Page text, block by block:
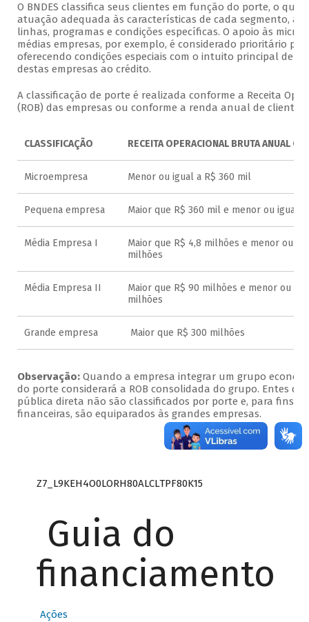
O BNDES classifica seus clientes em função do porte, o que
atuação adequada às características de cada segmento,
linhas, programas e condições específicas. O apoio às micro,
médias empresas, por exemplo, é considerado prioritário pelo
oferecendo condições especiais com o intuito principal de
destas empresas ao crédito.
A classificação de porte é realizada conforme a Receita
(ROB) das empresas ou conforme a renda anual de clientes
CLASSIFICAÇÃO RECEITA OPERACIONAL BRUTA ANUAL
Microempresa Menor ou igual a R$ 360 mil
Pequena empresa Maior que R$ 360 mil e menor ou igual
Média Empresa I
Maior que R$ 4,8 milhões e menor ou
milhões
Média Empresa II
Maior que R$ 90 milhões e menor ou
milhões
Grande empresa Maior que R$ 300 milhões
Observação:Quando a empresa integrar um grupo
do porte considerará a ROB consolidada do grupo. Entes da
pública direta não são classificados por porte e, para fins
financeiras, são equiparados às grandes empresas.
Z7_L9KEH4O0LORH80ALCLTPF80K15
Guia do
financiamento
Ações